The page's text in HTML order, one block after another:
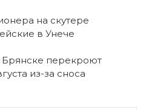
на скутере
в Унече
перекроют
из-за сноса